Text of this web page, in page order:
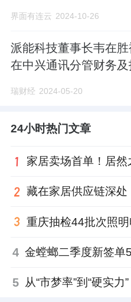
界面有连云 2024-10-26
派能科技董事长韦在
在中兴通讯分管财务
瑞财经 2024-05-20
24小时热门文章
4
5